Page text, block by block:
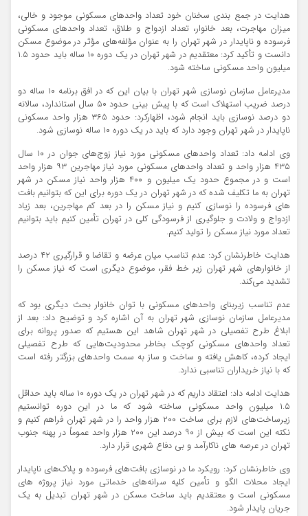
هدایت در جمع بندی سخنان خود تعداد واحدهای مسکونی موجود و خالی،
میزان مهاجرت، بعد خانوار، تعداد ازدواج و طلاق، تعداد واحدهای مسکونی
فرسوده و ناپایدار در شهر تهران را به عنوان مؤلفه‌های مؤثر در موضوع مسکن
دانست و تأکید کرد: معتقدیم در شهر تهران در یک دوره ۱۰ ساله باید حدود ۱.۵
میلیون واحد مسکونی ساخته شود.
مدیرعامل سازمان نوسازی شهر تهران با بیان این که در افق برنامه ۱۰ ساله دو
درصد ضریب استهلاک است که با پیش بینی حدود ۵۰ سال استاندارد، سالانه
دو درصد نوسازی باید انجام شود، اظهارکرد: حدود ۳۶۵ هزار واحد مسکونی
ناپایدار در شهر تهران وجود دارد که باید در یک دوره ۱۰ ساله نوسازی شود.
وی ادامه داد: تعداد واحدهای مسکونی مورد نیاز زوج‌های جوان در ۱۰ سال
۴۳۵ هزار واحد و تعداد واحدهای مسکونی مورد نیاز مهاجرین ۹۳ هزار واحد
است و در مجموع حدود یک میلیون و ۴۰۰ هزار واحد نیاز مسکن در شهر
تهران به ما تکلیف شده که در شهر تهران در یک دوره برای این که بتوانیم بافت
های فرسوده را نوسازی کنیم و نیاز مسکن را در بعد کم مهاجرین، بعد زیاد
ازدواج و ولادت و جلوگیری از فرسودگی کلی در تهران تأمین کنیم باید بتوانیم
تعداد مورد نیاز مسکن را تولید کنیم.
هدایت خاطرنشان کرد: عدم تناسب میان عرضه و تقاضا و قرارگیری ۴۲ درصد
از خانوارهای شهر تهران زیر خط فقر، موضوع دیگری است که نیاز مسکن را
تشدید می‌کند.
عدم تناسب زیربنای واحدهای مسکونی با توان خانوار بحث دیگری بود که
مدیرعامل سازمان نوسازی شهر تهران به آن اشاره کرد و توضیح داد: بعد از
ابلاغ طرح تفصیلی در شهر تهران شاهد این هستیم که صدور پروانه برای
تعداد واحدهای مسکونی کوچک بخاطر محدودیت‌هایی که طرح تفصیلی
ایجاد کرده، کاهش یافته و ساخت و ساز به سمت واحدهای بزرگتر رفته است
که با نیاز خریداران تناسبی ندارد.
هدایت ادامه داد: اعتقاد داریم که در شهر تهران در یک دوره ۱۰ ساله باید حداقل
۱.۵ میلیون واحد مسکونی ساخته شود که ما در این دوره توانستیم
زیرساخت‌های لازم برای ساخت ۲۰۰ هزار واحد را در شهر تهران فراهم کنیم و
نکته این است که بیش از ۹۰ درصد این ۲۰۰ هزار واحد عموماً در پهنه جنوب
تهران در عرصه های ناکارآمد و بی دفاع شهری قرار دارد.
وی خاطرنشان کرد: رویکرد ما در نوسازی بافت‌های فرسوده و پلاک‌های ناپایدار
ایجاد محلات الگو و تأمین کلیه سرانه‌های خدماتی مورد نیاز پروژه های
مسکونی است و معتقدیم باید ساخت مسکن در شهر تهران تبدیل به یک
جریان پایدار شود.